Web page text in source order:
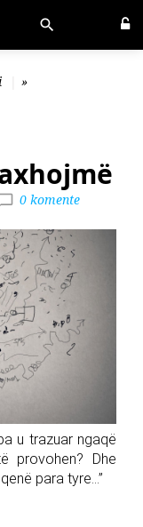
»
0 komente
u trazuar ngaqë
provohen? Dhe
para tyre...”